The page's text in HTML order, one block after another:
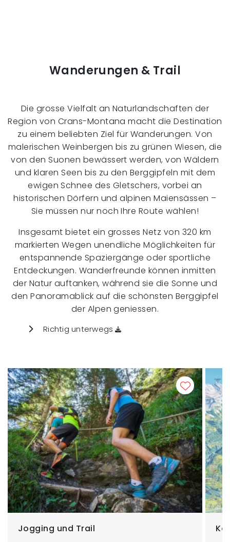
Wanderungen & Trail
Die grosse Vielfalt an Naturlandschaften der
Region von Crans-Montana macht die Destination
zu einem beliebten Ziel für Wanderungen. Von
malerischen Weinbergen bis zu grünen Wiesen, die
von den Suonen bewässert werden, von Wäldern
und klaren Seen bis zu den Berggipfeln mit dem
ewigen Schnee des Gletschers, vorbei an
historischen Dörfern und alpinen Maiensässen –
Sie müssen nur noch Ihre Route wählen!
Insgesamt bietet ein grosses Netz von 320 km
markierten Wegen unendliche Möglichkeiten für
entspannende Spaziergänge oder sportliche
Entdeckungen. Wanderfreunde können inmitten
der Natur auftanken, während sie die Sonne und
den Panoramablick auf die schönsten Berggipfel
der Alpen geniessen.
Richtig unterwegs
Jogging und Trail